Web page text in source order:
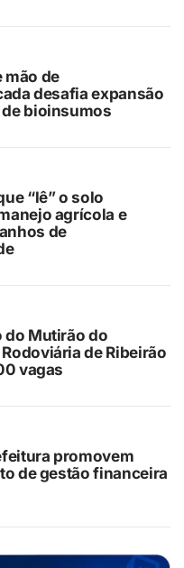
mão de
desafia expansão
bioinsumos
“lê” o solo
agrícola e
de
do Mutirão do
de Ribeirão
vagas
promovem
de gestão financeira